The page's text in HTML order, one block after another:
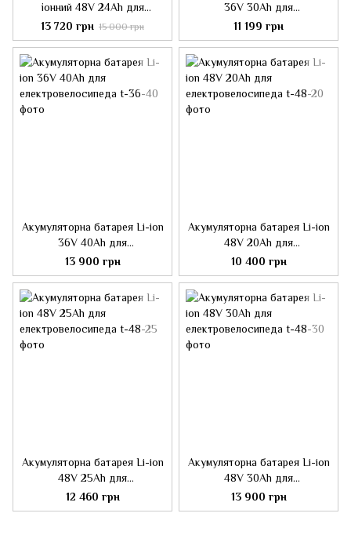
іонний 48V 24Ah для
електровелосипеда
13 720 грн 15 000 грн
36V 30Ah для
електровелосипеда
11 199 грн
Акумуляторна батарея Li-ion
36V 40Ah для
електровелосипеда
13 900 грн
Акумуляторна батарея Li-ion
48V 20Ah для
електровелосипеда
10 400 грн
Акумуляторна батарея Li-ion
48V 25Ah для
електровелосипеда
12 460 грн
Акумуляторна батарея Li-ion
48V 30Ah для
електровелосипеда
13 900 грн